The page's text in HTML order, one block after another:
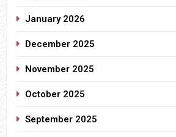
January 2026
December 2025
November 2025
October 2025
September 2025